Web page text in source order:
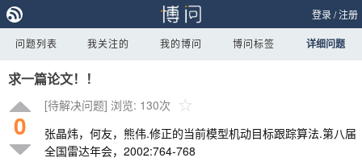
登录/注册
问题列表 我关注的 我的博问 博问标签 详细问题
求一篇论文！！
0
[待解决问题] 浏览: 130次
张晶炜，何友，熊伟.修正的当前模型机动目标跟踪算法.第八届
全国雷达年会，2002:764-768